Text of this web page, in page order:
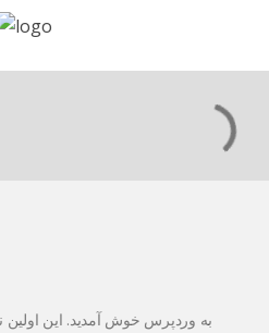
به وردپرس خوش آمدید. این